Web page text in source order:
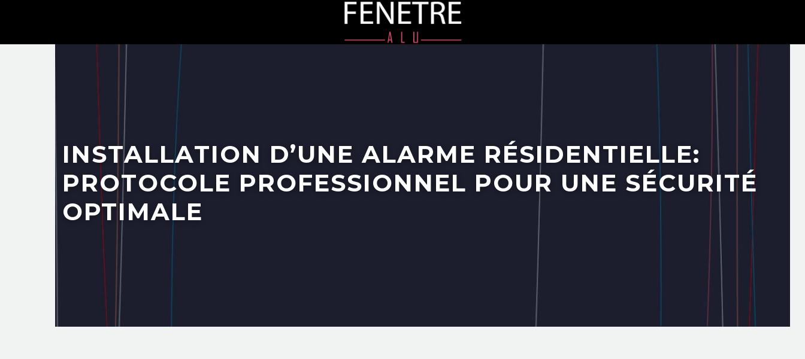
INSTALLATION D’UNE ALARME RÉSIDENTIELLE:
PROTOCOLE PROFESSIONNEL POUR UNE SÉCURITÉ
OPTIMALE